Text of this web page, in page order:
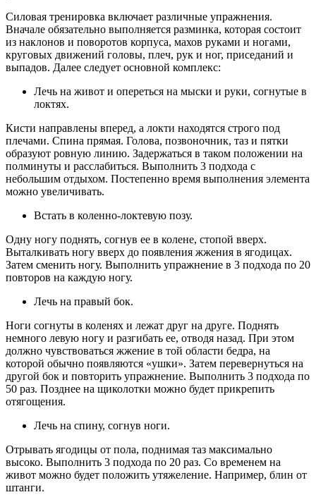
Силовая тренировка включает различные упражнения.
Вначале обязательно выполняется разминка, которая состоит
из наклонов и поворотов корпуса, махов руками и ногами,
круговых движений головы, плеч, рук и ног, приседаний и
выпадов. Далее следует основной комплекс:
Лечь на живот и опереться на мыски и руки, согнутые в
локтях.
Кисти направлены вперед, а локти находятся строго под
плечами. Спина прямая. Голова, позвоночник, таз и пятки
образуют ровную линию. Задержаться в таком положении на
полминуты и расслабиться. Выполнить 3 подхода с
небольшим отдыхом. Постепенно время выполнения элемента
можно увеличивать.
Встать в коленно-локтевую позу.
Одну ногу поднять, согнув ее в колене, стопой вверх.
Выталкивать ногу вверх до появления жжения в ягодицах.
Затем сменить ногу. Выполнить упражнение в 3 подхода по 20
повторов на каждую ногу.
Лечь на правый бок.
Ноги согнуты в коленях и лежат друг на друге. Поднять
немного левую ногу и разгибать ее, отводя назад. При этом
должно чувствоваться жжение в той области бедра, на
которой обычно появляются «ушки». Затем перевернуться на
другой бок и повторить упражнение. Выполнить 3 подхода по
50 раз. Позднее на щиколотки можно будет прикрепить
отягощения.
Лечь на спину, согнув ноги.
Отрывать ягодицы от пола, поднимая таз максимально
высоко. Выполнить 3 подхода по 20 раз. Со временем на
живот можно будет положить утяжеление. Например, блин от
штанги.